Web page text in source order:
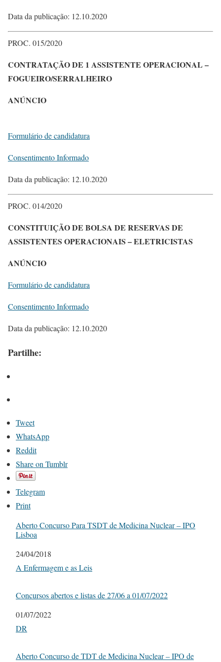
Data da publicação: 12.10.2020
PROC. 015/2020
CONTRATAÇÃO DE 1 ASSISTENTE OPERACIONAL –
FOGUEIRO/SERRALHEIRO
ANÚNCIO
Formulário de candidatura
Consentimento Informado
Data da publicação: 12.10.2020
PROC. 014/2020
CONSTITUIÇÃO DE BOLSA DE RESERVAS DE
ASSISTENTES OPERACIONAIS – ELETRICISTAS
ANÚNCIO
Formulário de candidatura
Consentimento Informado
Data da publicação: 12.10.2020
Partilhe:
Tweet
WhatsApp
Reddit
Share on Tumblr
Telegram
Print
Aberto Concurso Para TSDT de Medicina Nuclear – IPO
Lisboa
Date
24/04/2018
In relation to
A Enfermagem e as Leis
Concursos abertos e listas de 27/06 a 01/07/2022
Date
01/07/2022
In relation to
DR
Aberto Concurso de TDT de Medicina Nuclear – IPO de